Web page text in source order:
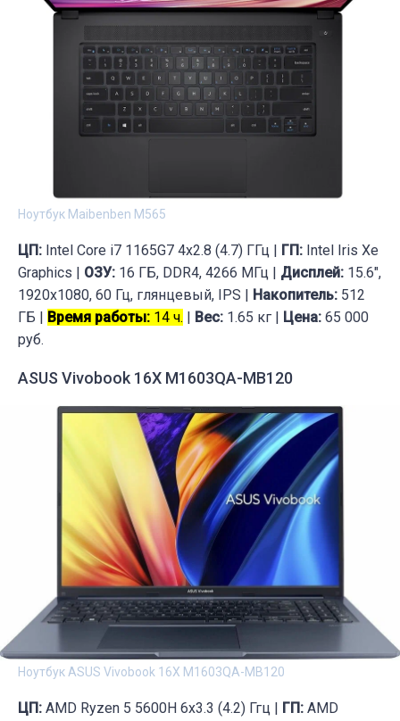
Ноутбук Maibenben M565
ЦП: Intel Core i7 1165G7 4x2.8 (4.7) ГГц | ГП: Intel Iris Xe
Graphics | ОЗУ: 16 ГБ, DDR4, 4266 МГц | Дисплей: 15.6",
1920x1080, 60 Гц, глянцевый, IPS | Накопитель: 512
ГБ | Время работы: 14 ч. | Вес: 1.65 кг | Цена: 65 000
руб.
ASUS Vivobook 16X M1603QA-MB120
Ноутбук ASUS Vivobook 16X M1603QA-MB120
ЦП: AMD Ryzen 5 5600H 6х3.3 (4.2) Ггц | ГП: AMD